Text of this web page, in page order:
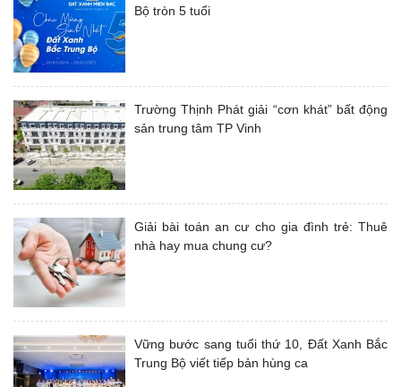
Bộ tròn 5 tuổi
Trường Thịnh Phát giải “cơn khát” bất động
sản trung tâm TP Vinh
Giải bài toán an cư cho gia đình trẻ: Thuê
nhà hay mua chung cư?
Vững bước sang tuổi thứ 10, Đất Xanh Bắc
Trung Bộ viết tiếp bản hùng ca